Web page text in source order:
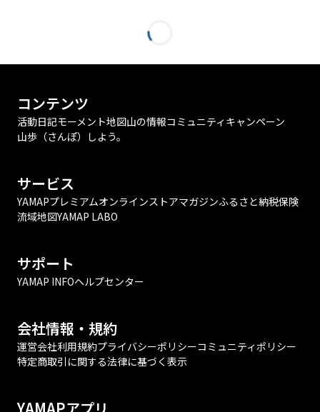
コンテンツ
活動日記モーメント地図山の情報コミュニティ キャンペーン
山歩（さんぽ）しよう。
サービス
YAMAPプレミアムオンラインストアマガジンふるさと納税保険
流域地図YAMAP LABO
サポート
YAMAP INFOヘルプセンター
会社情報・規約
運営会社利用規約プライバシーポリシーコミュニティポリシー
特定商取引に関する法律に基づく表示